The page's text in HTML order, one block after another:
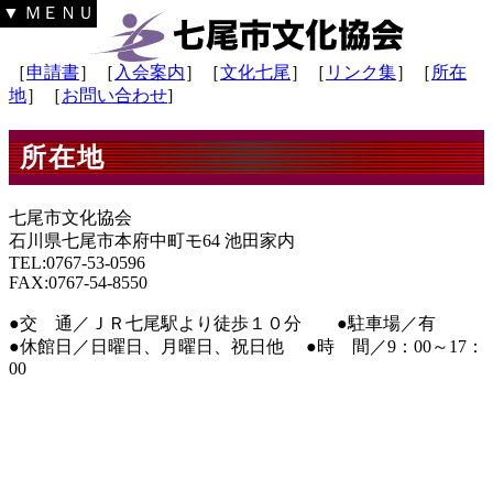
▼ ＭＥＮＵ
［申請書］［ 入会案内］［文化七尾］［ リンク集］［ 所在
地］［お問い合わせ]
所在地
七尾市文化協会
石川県七尾市本府中町モ64 池田家内
TEL:0767-53-0596
FAX:0767-54-8550
●交 通／ＪＲ七尾駅より徒歩１０分 ●駐車場／有
●休館日／日曜日、月曜日、祝日他 ●時 間／9：00～17：
00